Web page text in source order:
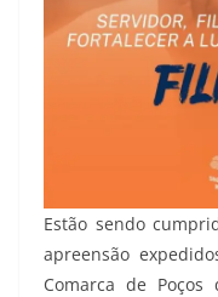
Estão sendo
apreensão
Comarca de Poços